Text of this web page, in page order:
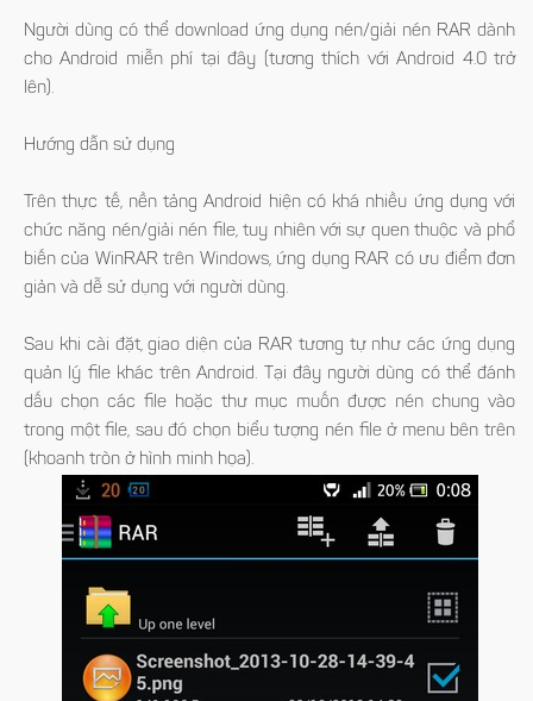
Người dùng có thể download ứng dụng nén/giải nén RAR dành
cho Android miễn phí tại đây (tương thích với Android 4.0 trở
lên).
Hướng dẫn sử dụng
Trên thực tế, nền tảng Android hiện có khá nhiều ứng dụng với
chức năng nén/giải nén file, tuy nhiên với sự quen thuộc và phổ
biến của WinRAR trên Windows, ứng dụng RAR có ưu điểm đơn
giản và dễ sử dụng với người dùng.
Sau khi cài đặt, giao diện của RAR tương tự như các ứng dụng
quản lý file khác trên Android. Tại đây người dùng có thể đánh
dấu chọn các file hoặc thư mục muốn được nén chung vào
trong một file, sau đó chọn biểu tượng nén file ở menu bên trên
(khoanh tròn ở hình minh họa).